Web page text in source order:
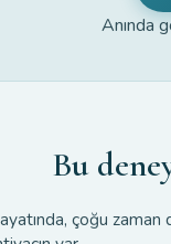
Anında
Bu
çoğu